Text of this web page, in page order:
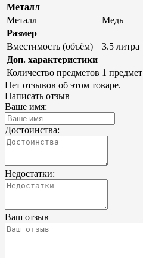
Металл
Металл
Медь
Размер
Вместимость (объём)
3.5 литра
Доп. характеристики
Количество предметов 1 предмет
Нет отзывов об этом товаре.
Написать отзыв
Ваше имя:
Достоинства:
Недостатки:
Ваш отзыв